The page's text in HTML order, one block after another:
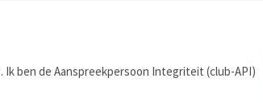
Ik ben de Aanspreekpersoon Integriteit (club-API)